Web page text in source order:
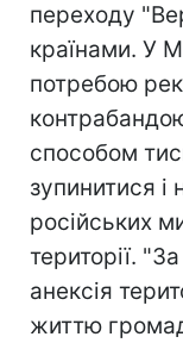
переходу
країнами. У
потребою
способом
зупинитися і
російських
території.
анексія
життю